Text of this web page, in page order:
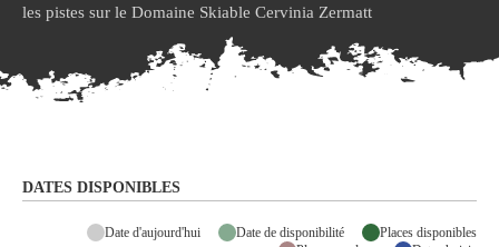
les pistes sur le Domaine Skiable Cervinia Zermatt
DATES DISPONIBLES
Date d'aujourd'hui Date de disponibilité
Places disponibles